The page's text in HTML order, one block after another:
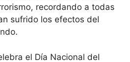
recordando a todas
sufrido los efectos del
el Día Nacional del